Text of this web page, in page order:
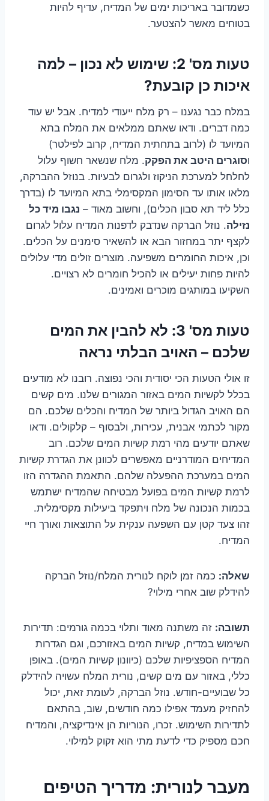
כשמדובר באריכות ימים של המדיח, עדיף להיות
בטוחים מאשר להצטער.
טעות מס' 2: שימוש לא נכון – למה
איכות כן קובעת?
במלח כבר נגענו – רק מלח ייעודי למדיח. אבל יש עוד
כמה דברים. ודאו שאתם ממלאים את המלח בתא
המיועד לו (לרוב בתחתית המדיח, קרוב לפילטר)
וסוגרים היטב את הפקק. מלח שנשאר חשוף עלול
לחלחל למערכת הניקוז ולגרום לבעיות. בנוזל ההברקה,
מלאו אותו עד הסימון המקסימלי בתא המיועד לו (בדרך
כלל ליד תא סבון הכלים), וחשוב מאוד – נגבו מיד כל
נזילה. נוזל הברקה שנדבק לדפנות המדיח עלול לגרום
לקצף יתר במחזור הבא או להשאיר סימנים על הכלים.
וכן, איכות החומרים משפיעה. מוצרים זולים מדי עלולים
להיות פחות יעילים או להכיל חומרים לא רצויים.
השקיעו במותגים מוכרים ואמינים.
טעות מס' 3: לא להבין את המים
שלכם – האויב הבלתי נראה
זו אולי הטעות הכי יסודית והכי נפוצה. רובנו לא מודעים
בכלל לקשיות המים באזור המגורים שלנו. מים קשים
הם האויב הגדול ביותר של המדיח והכלים שלכם. הם
מקור לכתמי אבנית, עכירות, ולבסוף – קלקולים. ודאו
שאתם יודעים מהי רמת קשיות המים שלכם. רוב
המדיחים המודרניים מאפשרים לכוונן את הגדרת קשיות
המים במערכת ההפעלה שלהם. התאמת ההגדרה הזו
לרמת קשיות המים בפועל מבטיחה שהמדיח ישתמש
בכמות הנכונה של מלח ויתפקד ביעילות מקסימלית.
זהו צעד קטן עם השפעה ענקית על התוצאות ואורך חיי
המדיח.
שאלה: כמה זמן לוקח לנורית המלח/נוזל הברקה
להידלק שוב אחרי מילוי?
תשובה: זה משתנה מאוד ותלוי בכמה גורמים: תדירות
השימוש במדיח, קשיות המים באזורכם, וגם הגדרות
המדיח הספציפיות שלכם (כיוונון קשיות המים). באופן
כללי, באזור עם מים קשים, נורית המלח עשויה להידלק
כל שבועיים-חודש. נוזל הברקה, לעומת זאת, יכול
להחזיק מעמד אפילו כמה חודשים, שוב, בהתאם
לתדירות השימוש. זכרו, הנוריות הן אינדיקציה, והמדיח
חכם מספיק כדי לדעת מתי הוא זקוק למילוי.
מעבר לנורית: מדריך הטיפים